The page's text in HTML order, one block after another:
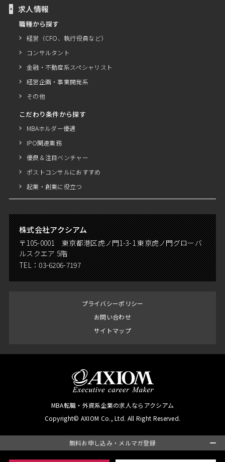
無料お申し込み・メルマガ登録
求人情報
職種から探す
経営（CFO、執行役員など）
コンサルタント
金融・不動産系スペシャリスト
経営企画・事業開発系
その他
こだわり条件から探す
MBAホルダー優遇
IPO関連業務
優良＆注目ベンチャー
ポストコンサルにおすすめ
起業・創業に役立つ
株式会社アクシアム
〒105-0001 東京都港区虎ノ門1-3-1 東京虎ノ門グローバ
ルスクエア 5階
TEL：03-6206-7197
プライバシーポリシー
お問い合わせ
サイトマップ
MBA転職・外資系企業の求人ならアクシアム
Copyright© AXIOM Co., Ltd. All Right Reserved.